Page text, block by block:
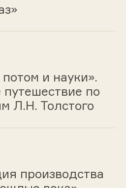
и науки».
по
Л.Н. Толстого
производства